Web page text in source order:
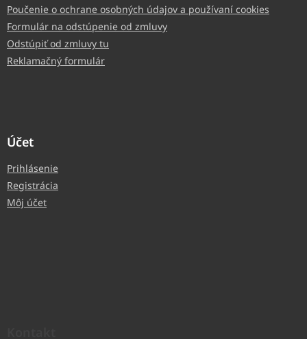
Poučenie o ochrane osobných údajov a používaní cookies
Formulár na odstúpenie od zmluvy
Odstúpiť od zmluvy tu
Reklamačný formulár
Účet
Prihlásenie
Registrácia
Môj účet